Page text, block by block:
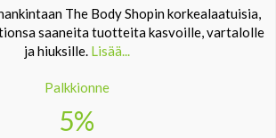
The Body Shopin korkealaatuisia,
saaneita tuotteita kasvoille, vartalolle
ja hiuksille. Lisää...
Palkkionne
5%